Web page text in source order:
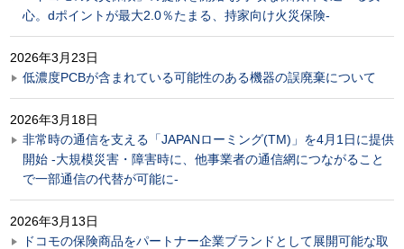
心。dポイントが最大2.0％たまる、持家向け火災保険-
2026年3月23日
低濃度PCBが含まれている可能性のある機器の誤廃棄について
2026年3月18日
非常時の通信を支える「JAPANローミング(TM)」を4月1日に提供
開始 -大規模災害・障害時に、他事業者の通信網につながること
で一部通信の代替が可能に-
2026年3月13日
ドコモの保険商品をパートナー企業ブランドとして展開可能な取